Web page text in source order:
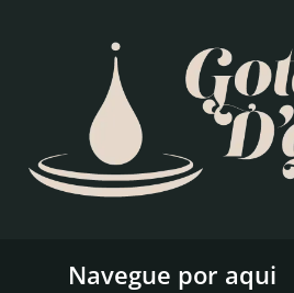
Navegue por aqui